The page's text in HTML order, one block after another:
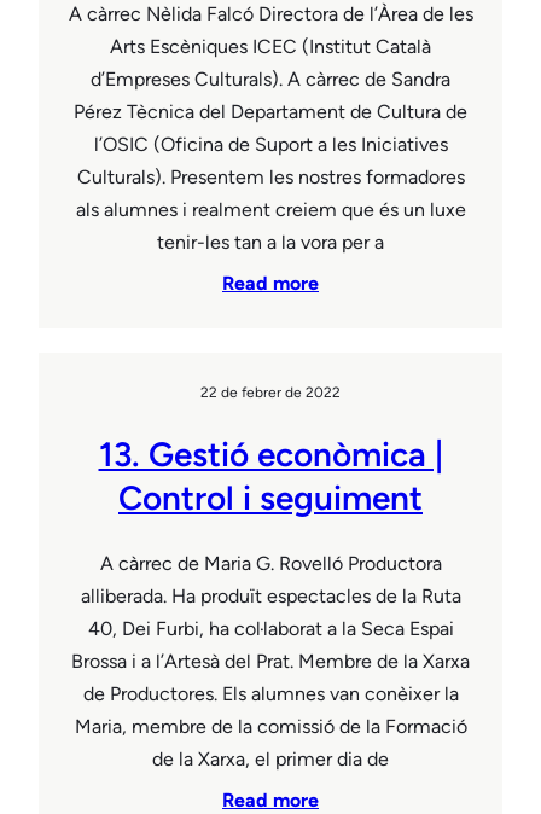
A càrrec Nèlida Falcó Directora de l’Àrea de les
Arts Escèniques ICEC (Institut Català
d’Empreses Culturals). A càrrec de Sandra
Pérez Tècnica del Departament de Cultura de
l’OSIC (Oficina de Suport a les Iniciatives
Culturals). Presentem les nostres formadores
als alumnes i realment creiem que és un luxe
tenir-les tan a la vora per a
Read more
22 de febrer de 2022
13. Gestió econòmica |
Control i seguiment
A càrrec de Maria G. Rovelló Productora
alliberada. Ha produït espectacles de la Ruta
40, Dei Furbi, ha col·laborat a la Seca Espai
Brossa i a l’Artesà del Prat. Membre de la Xarxa
de Productores. Els alumnes van conèixer la
Maria, membre de la comissió de la Formació
de la Xarxa, el primer dia de
Read more